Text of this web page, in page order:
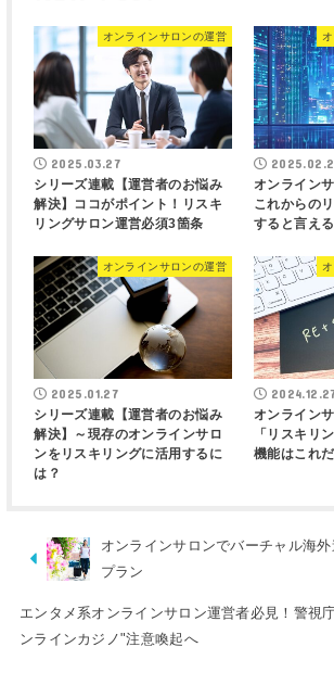
オンラインサロンの運営
2025.03.27
シリーズ連載【運営者のお悩み
解決】ココがポイント！リスキ
リングサロン運営必須3箇条
オンライン
これからの
すると言え
オンラインサロンの運営
2025.01.27
シリーズ連載【運営者のお悩み
解決】～現存のオンラインサロ
ンをリスキリングに活用するに
は？
オンライン
「リスキリ
機能はこれだ
オンラインサロンでバーチャル海
プラン
エンタメ系オンラインサロン運営者必見！警視
ンラインカジノ"注意喚起へ